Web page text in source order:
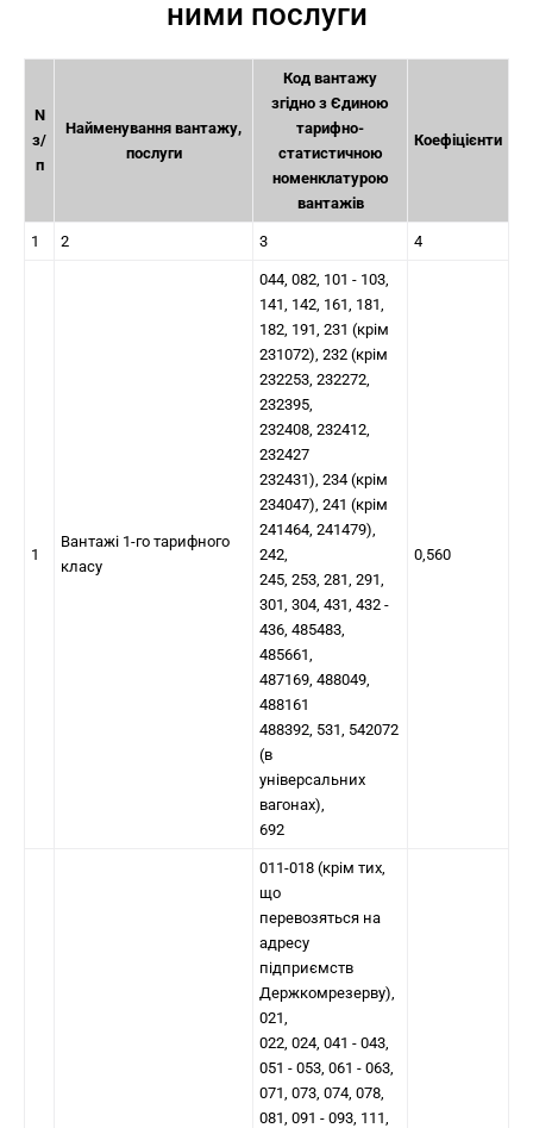
ними послуги
N
з/
п
Найменування вантажу,
послуги
Код вантажу
згідно з Єдиною
тарифно-
статистичною
номенклатурою
вантажів
Коефіцієнти
1 2 3 4
1
Вантажі 1-го тарифного
класу
044, 082, 101 - 103,
141, 142, 161, 181,
182, 191, 231 (крім
231072), 232 (крім
232253, 232272,
232395,
232408, 232412,
232427
232431), 234 (крім
234047), 241 (крім
241464, 241479),
242,
245, 253, 281, 291,
301, 304, 431, 432 -
436, 485483,
485661,
487169, 488049,
488161
488392, 531, 542072
(в
універсальних
вагонах),
692
0,560
011-018 (крім тих,
що
перевозяться на
адресу
підприємств
Держкомрезерву),
021,
022, 024, 041 - 043,
051 - 053, 061 - 063,
071, 073, 074, 078,
081, 091 - 093, 111,